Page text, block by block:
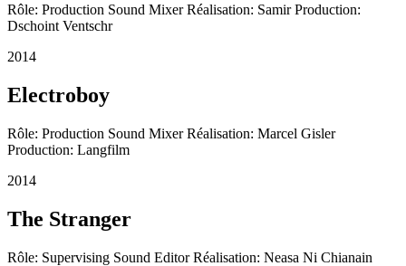
Rôle: Production Sound Mixer Réalisation: Samir Production:
Dschoint Ventschr
2014
Electroboy
Rôle: Production Sound Mixer Réalisation: Marcel Gisler
Production: Langfilm
2014
The Stranger
Rôle: Supervising Sound Editor Réalisation: Neasa Ni Chianain